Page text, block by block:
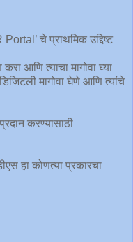
चे प्राथमिक उद्दिष्ट
करा आणि त्याचा मागोवा घ्या
मागोवा घेणे आणि त्यांचे
करण्यासाठी
हा कोणत्या प्रकारचा